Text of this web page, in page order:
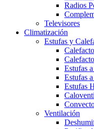
Radios
Televisores
Climatización
Estufas y
Estufas
Estufas
Estufas
Ventilación